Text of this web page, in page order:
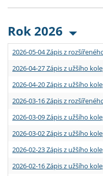
Rok 2026
2026-05-04 Zápis z
2026-04-27 Zápis z užšího
2026-04-20 Zápis z užšího
2026-03-16 Zápis z
2026-03-09 Zápis z užšího
2026-03-02 Zápis z užšího
2026-02-23 Zápis z užšího
2026-02-16 Zápis z užšího